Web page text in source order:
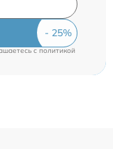
cполитикой